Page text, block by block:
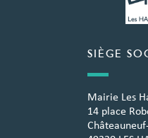
SIÈGE
Mairie Les
14 place